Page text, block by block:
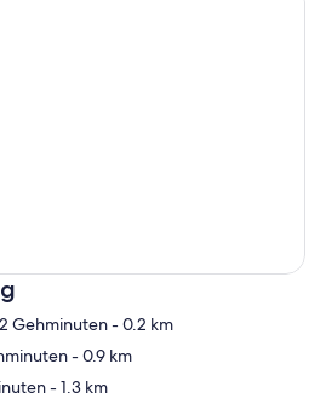
Karte
Gehminuten- 0.2 km
- 0.9 km
- 1.3 km